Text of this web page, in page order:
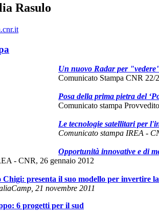
Rasulo
Un nuovo Radar per
Comunicato Stampa CNR 22/
Posa della prima pietra del
Comunicato stampa
Le tecnologie satellitari per
Comunicato stampa IREA -
Opportunità innovative e di
- CNR, 26 gennaio 2012
presenta il suo modello per invertire
21 novembre 2011
6 progetti per il sud